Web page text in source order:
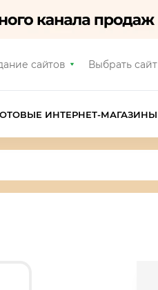
сайтов Выбрать сайт
ИНТЕРНЕТ-МАГАЗИНЫ